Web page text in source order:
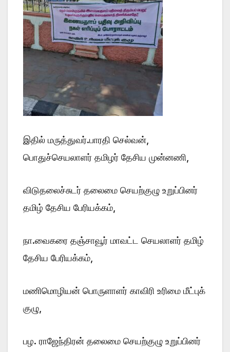
இதில் மருத்துவர்.பாரதி செல்வன்,
பொதுச்செயலாளர் தமிழர் தேசிய முன்னணி,
விடுதலைச்சுடர் தலைமை செயற்குழு உறுப்பினர்
தமிழ் தேசிய பேரியக்கம்,
நா.வைகரை தஞ்சாவூர் மாவட்ட செயலாளர் தமிழ்
தேசிய பேரியக்கம்,
மணிமொழியன் பொருளாளர் காவிரி உரிமை மீட்புக்
குழு,
பழ. ராஜேந்திரன் தலைமை செயற்குழு உறுப்பினர்